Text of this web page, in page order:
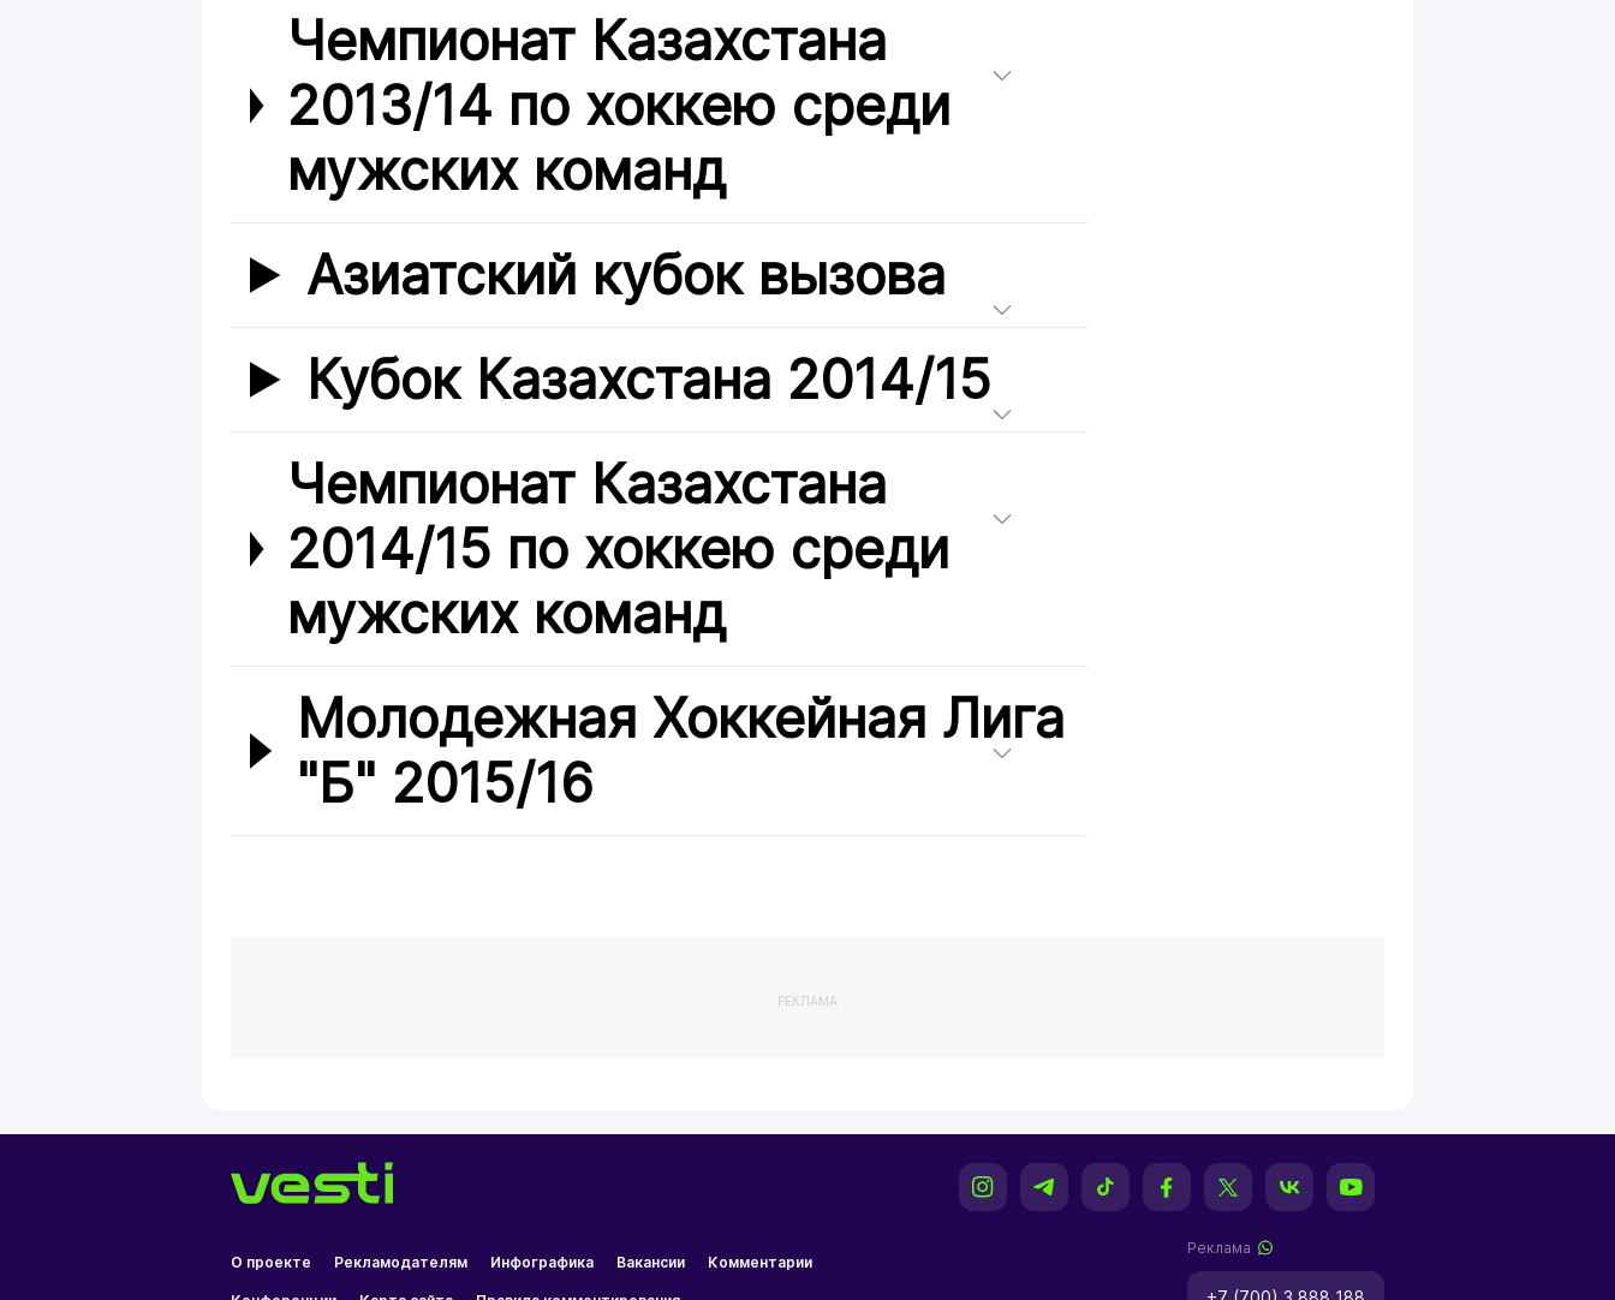
Чемпионат Казахстана
2013/14 по хоккею среди
мужских команд
Азиатский кубок вызова
Кубок Казахстана 2014/15
Чемпионат Казахстана
2014/15 по хоккею среди
мужских команд
Молодежная Хоккейная Лига
"Б" 2015/16
РЕКЛАМА
О проекте Рекламодателям Инфографика Вакансии Комментарии
Реклама